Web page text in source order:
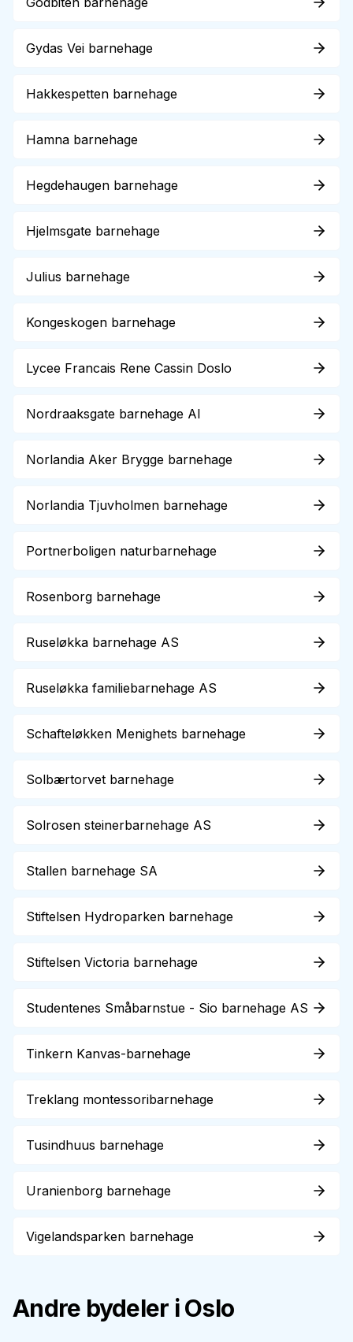
Gydas Vei barnehage
Hakkespetten barnehage
Hamna barnehage
Hegdehaugen barnehage
Hjelmsgate barnehage
Julius barnehage
Kongeskogen barnehage
Lycee Francais Rene Cassin Doslo
Nordraaksgate barnehage Al
Norlandia Aker Brygge barnehage
Norlandia Tjuvholmen barnehage
Portnerboligen naturbarnehage
Rosenborg barnehage
Ruseløkka barnehage AS
Ruseløkka familiebarnehage AS
Schafteløkken Menighets barnehage
Solbærtorvet barnehage
Solrosen steinerbarnehage AS
Stallen barnehage SA
Stiftelsen Hydroparken barnehage
Stiftelsen Victoria barnehage
Studentenes Småbarnstue - Sio barnehage AS
Tinkern Kanvas-barnehage
Treklang montessoribarnehage
Tusindhuus barnehage
Uranienborg barnehage
Vigelandsparken barnehage
Andre bydeler i Oslo